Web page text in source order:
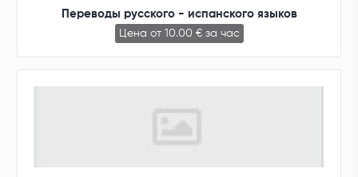
Переводы русского - испанского языков
Цена от 10.00 € за час